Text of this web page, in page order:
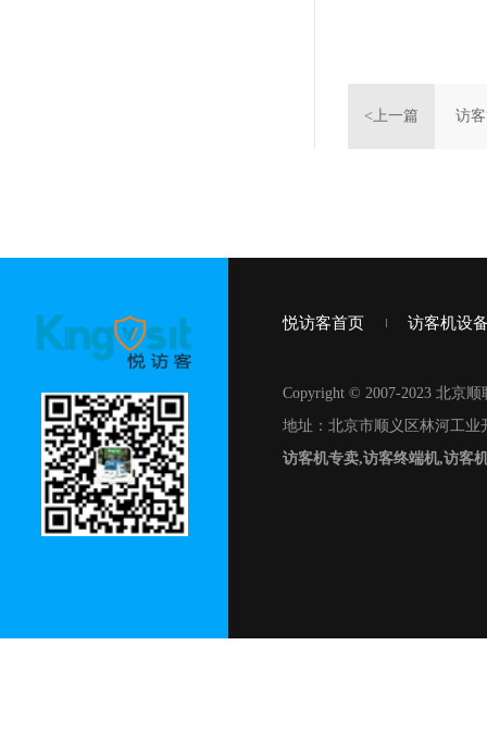
<上一篇 访
悦访客首页 访客机设
Copyright © 2007-2023 北京
地址：北京市顺义区林河工业
访客机专卖,访客终端机,访客